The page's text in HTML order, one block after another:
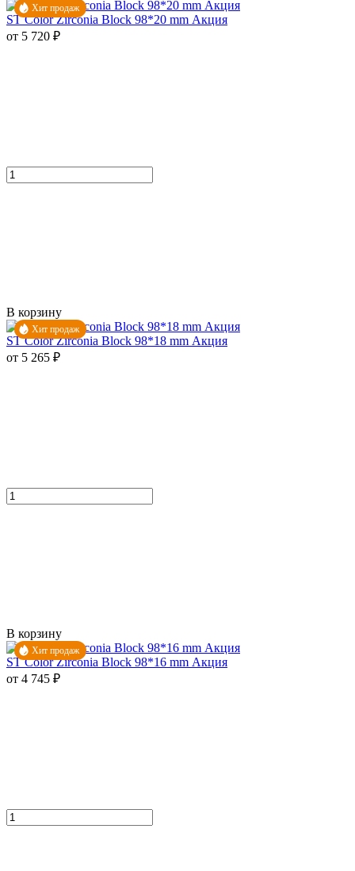
Хит продаж
ST Color Zirconia Block 98*20 mm Акция
от 5 720 ₽
В корзину
Хит продаж
ST Color Zirconia Block 98*18 mm Акция
от 5 265 ₽
В корзину
Хит продаж
ST Color Zirconia Block 98*16 mm Акция
от 4 745 ₽